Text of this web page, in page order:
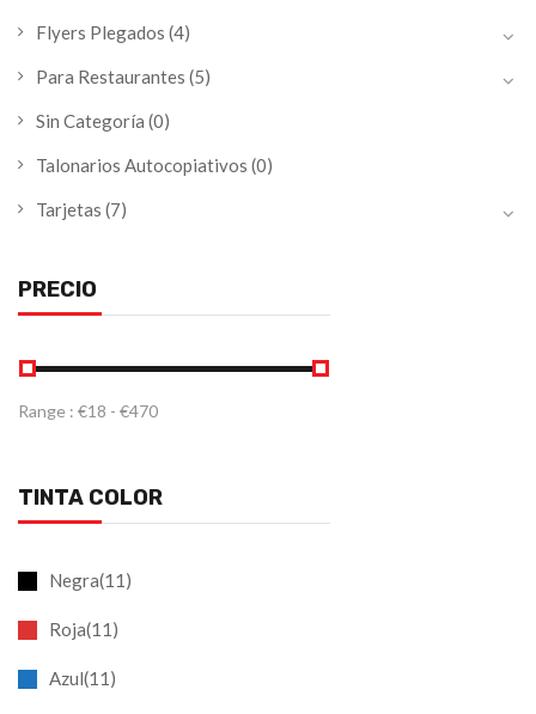
Flyers Plegados (4)
Para Restaurantes (5)
Sin Categoría (0)
Talonarios Autocopiativos (0)
Tarjetas (7)
PRECIO
Range : €18 - €470
TINTA COLOR
Negra(11)
Roja(11)
Azul(11)